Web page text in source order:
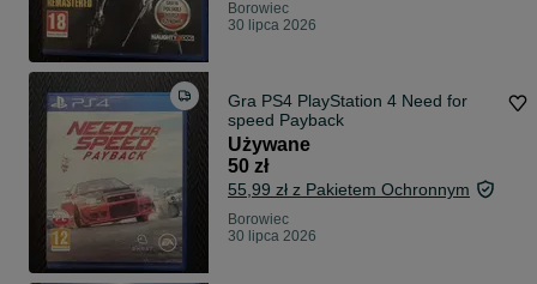
Borowiec
30 lipca 2026
Gra PS4 PlayStation 4 Need for
speed Payback
Używane
50 zł
55,99 zł z Pakietem Ochronnym
Borowiec
30 lipca 2026